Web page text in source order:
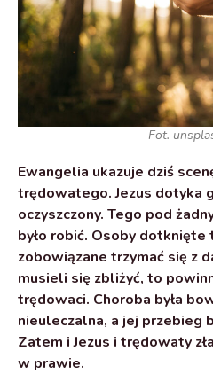
Fot.
Ewangelia ukazuje dziś
trędowatego. Jezus dotyka
oczyszczony. Tego pod
było robić. Osoby dotknięte
zobowiązane trzymać się z
musieli się zbliżyć, to
trędowaci. Choroba była
nieuleczalna, a jej przebieg
Zatem i Jezus i trędowaty
w prawie.